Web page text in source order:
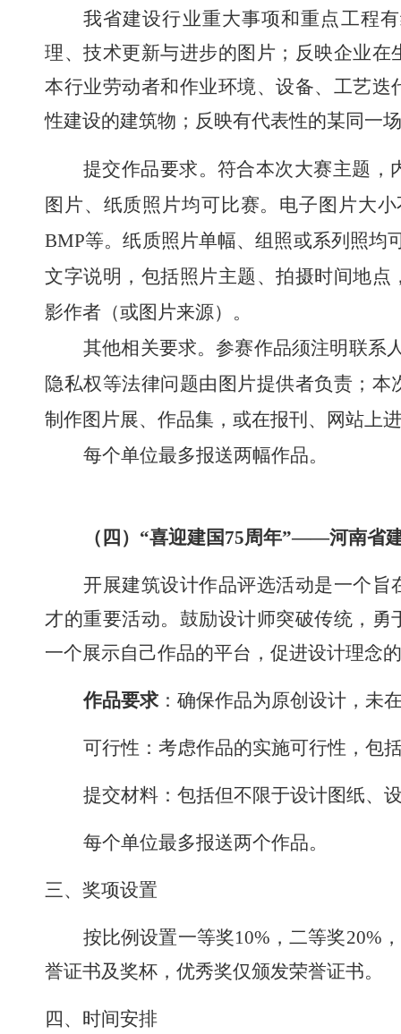
我省建设行业重大事项和重点工程
理、技术更新与进步的图片 ； 反映企业在
本行业劳动者和作业环境、设备、工艺
性建设的建筑物；反映有代表性的某同一
提交作品要求。符合本次大赛主题，
图片、 纸质照片均可比赛。 电子图片大小
BMP等。纸质照片单幅、组照或系列照均
文字说明，包括照片主题、拍摄时间地点
影作者（或图片来源）。
其他相关要求。参赛作品须注明联系
隐私权等法律问题由 图片提供者负责 ； 本
制作图片展、 作品集，或在报刊、网站上
每个单位最多报送两幅作品。
（四） “喜迎建国75周年”——河南省
开展建筑设计作品评选活动是一个
才的重要活动。鼓励设计师突破传统，
一个展示自己作品的平台，促进设计理念
作品要求：确保作品为原创设计，未
可行性：考虑作品的实施可行性，包
提交材料：包括但不限于设计图纸、
每个单位最多报送两个作品。
三、 奖项设置
按比例设置一等奖10%，二等奖20%
誉证书及奖杯，优秀奖仅颁发荣誉证书。
四、 时间安排